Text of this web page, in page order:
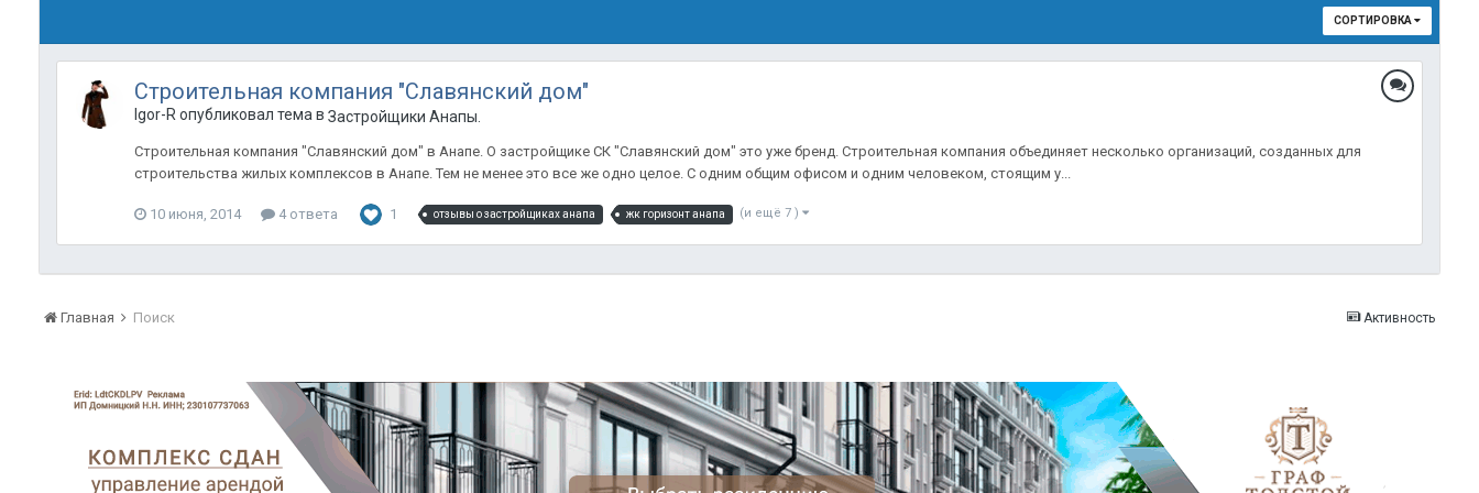
СОРТИРОВКА
Строительная компания "Славянский дом"
Igor-R опубликовал тема в Застройщики Анапы.
Строительная компания "Славянский дом" в Анапе. О застройщике СК "Славянский дом" это уже бренд. Строительная компания объединяет несколько организаций, созданных для
строительства жилых комплексов в Анапе. Тем не менее это все же одно целое. С одним общим офисом и одним человеком, стоящим у...
10 июня, 2014 4 ответа 1 отзывы о застройщиках анапа жк горизонт анапа (и ещё 7 )
Активность
Главная Поиск